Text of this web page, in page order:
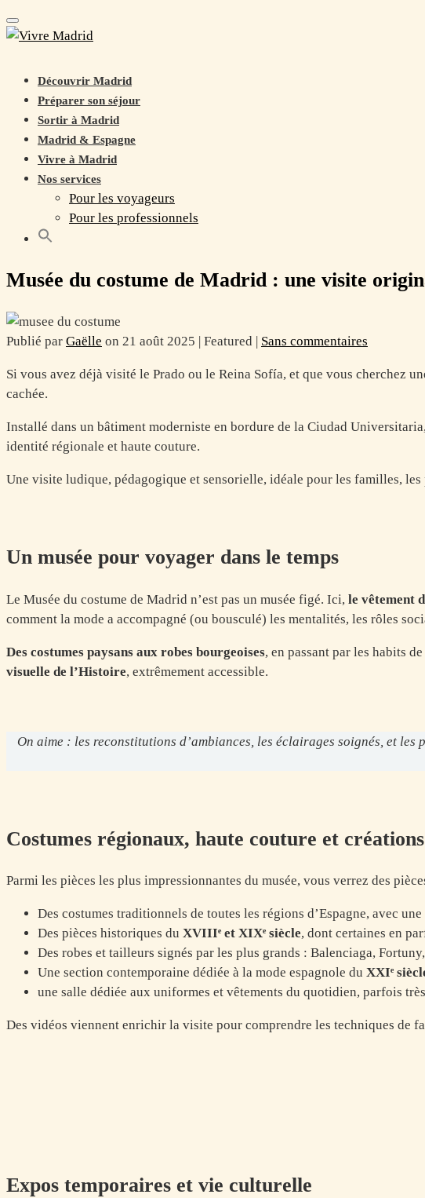
Toggle navigation
Découvrir Madrid
Préparer son séjour
Sortir à Madrid
Madrid & Espagne
Vivre à Madrid
Nos services
Pour les voyageurs
Pour les professionnels
Musée du costume de Madrid : une visite
Publié par Gaëlle on 21 août 2025 | Featured Sans commentaires
Si vous avez déjà visité le Prado ou le Reina Sofía, et que vous cherchez
cachée.
Installé dans un bâtiment moderniste en bordure de la Ciudad
identité régionale et haute couture.
Une visite ludique, pédagogique et sensorielle, idéale pour les familles,
Un musée pour voyager dans le temps
Le Musée du costume de Madrid n’est pas un musée figé. Ici, le vêtement
comment la mode a accompagné (ou bousculé) les mentalités, les rôles
Des costumes paysans aux robes bourgeoises, en passant par les habits
visuelle de l’Histoire, extrêmement accessible.
On aime : les reconstitutions d’ambiances, les éclairages soignés, et
Costumes régionaux, haute couture et
Parmi les pièces les plus impressionnantes du musée, vous verrez des
Des costumes traditionnels de toutes les régions d’Espagne, avec
Des pièces historiques du XVIIIᵉ et XIXᵉ siècle, dont certaines en
Des robes et tailleurs signés par les plus grands : Balenciaga,
Une section contemporaine dédiée à la mode espagnole du XXIᵉ
une salle dédiée aux uniformes et vêtements du quotidien, parfois
Des vidéos viennent enrichir la visite pour comprendre les techniques de
Expos temporaires et vie culturelle